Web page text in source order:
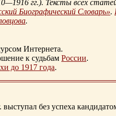
гг.). Тексты всех
Биографический Словарь».
.
Интернета.
к судьбам России.
до 1917 года.
без успеха